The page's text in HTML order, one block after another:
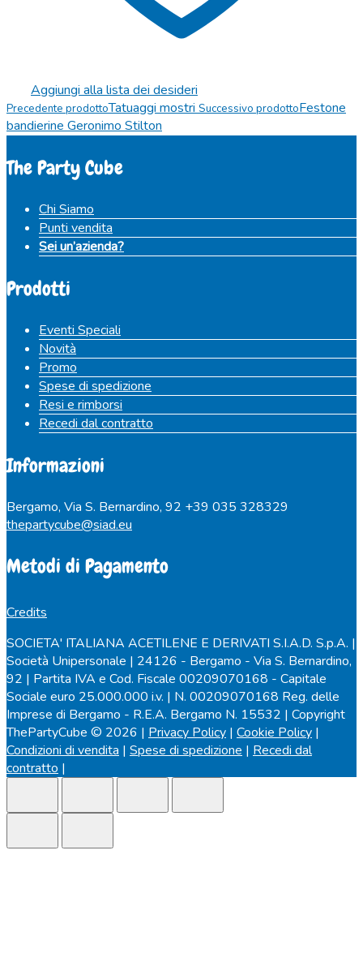
Aggiungi alla lista dei desideri
Precedente prodottoTatuaggi mostri Successivo prodottoFestone
bandierine Geronimo Stilton
The Party Cube
Chi Siamo
Punti vendita
Sei un’azienda?
Prodotti
Eventi Speciali
Novità
Promo
Spese di spedizione
Resi e rimborsi
Recedi dal contratto
Informazioni
Bergamo, Via S. Bernardino, 92 +39 035 328329
thepartycube@siad.eu
Metodi di Pagamento
Credits
SOCIETA' ITALIANA ACETILENE E DERIVATI S.I.A.D. S.p.A. |
Società Unipersonale | 24126 - Bergamo - Via S. Bernardino,
92 | Partita IVA e Cod. Fiscale 00209070168 - Capitale
Sociale euro 25.000.000 i.v. | N. 00209070168 Reg. delle
Imprese di Bergamo - R.E.A. Bergamo N. 15532 | Copyright
ThePartyCube © 2026 | Privacy Policy | Cookie Policy |
Condizioni di vendita | Spese di spedizione | Recedi dal
contratto |